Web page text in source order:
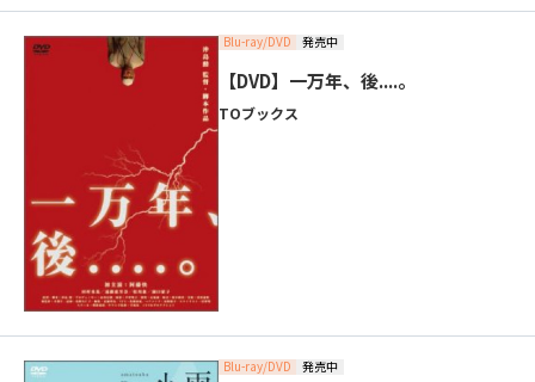
Blu-ray/DVD 発売中
【DVD】一万年、後....。
TOブックス
Blu-ray/DVD 発売中